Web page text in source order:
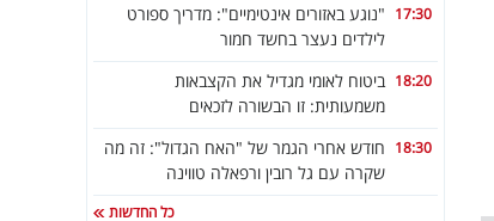
17:30 "נוגע באזורים אינטימיים": מדריך ספורט
לילדים נעצר בחשד חמור
18:20 ביטוח לאומי מגדיל את הקצבאות
משמעותית: זו הבשורה לזכאים
18:30 חודש אחרי הגמר של "האח הגדול": זה מה
שקרה עם גל רובין ורפאלה טווינה
כל החדשות